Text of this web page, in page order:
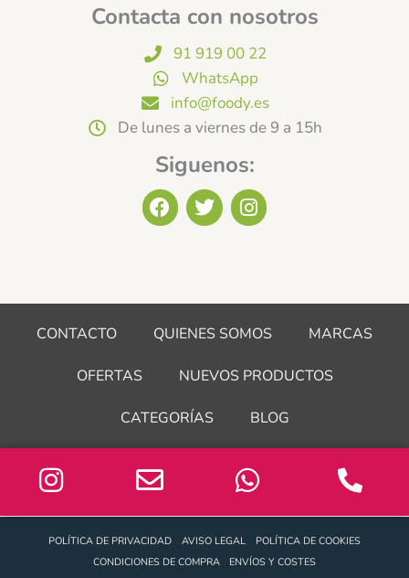
Contacta con nosotros
91 919 00 22
WhatsApp
info@foody.es
De lunes a viernes de 9 a 15h
Siguenos:
F
a
o
k
T
w
e
I
n
g
a
CONTACTO QUIENES SOMOS MARCAS
OFERTAS NUEVOS PRODUCTOS
CATEGORÍAS BLOG
POLÍTICA DE PRIVACIDAD AVISO LEGAL
POLÍTICA DE COOKIES
CONDICIONES DE COMPRA
ENVÍOS Y COSTES